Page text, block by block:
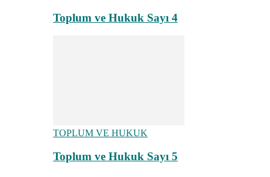
Toplum ve Hukuk Sayı 4
TOPLUM VE HUKUK
Toplum ve Hukuk Sayı 5